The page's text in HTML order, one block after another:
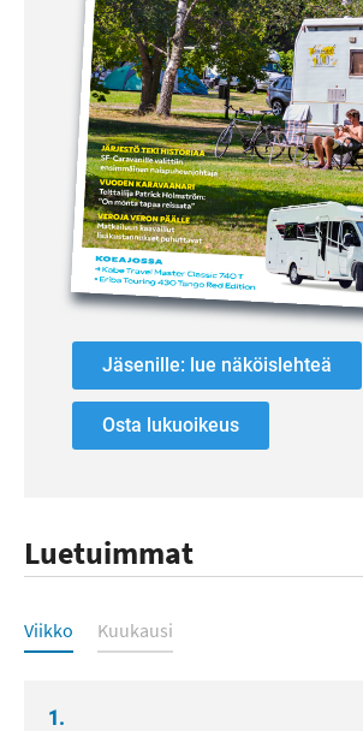
Jäsenille: lue näköislehteä
Osta lukuoikeus
Luetuimmat
Luetuimmat
Viikko Kuukausi
1.